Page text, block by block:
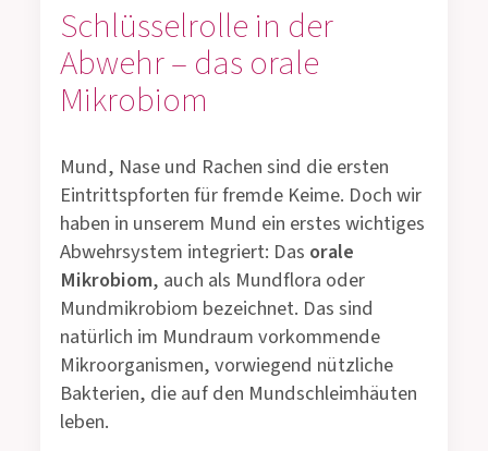
Schlüsselrolle in der
Abwehr – das orale
Mikrobiom
Mund, Nase und Rachen sind die ersten
Eintrittspforten für fremde Keime. Doch wir
haben in unserem Mund ein erstes wichtiges
Abwehrsystem integriert: Das orale
Mikrobiom, auch als Mundflora oder
Mundmikrobiom bezeichnet. Das sind
natürlich im Mundraum vorkommende
Mikroorganismen, vorwiegend nützliche
Bakterien, die auf den Mundschleimhäuten
leben.